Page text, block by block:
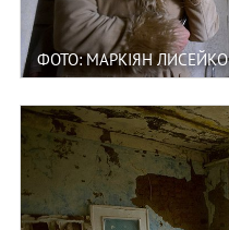
ФОТО: МАРКІЯН ЛИСЕЙКО